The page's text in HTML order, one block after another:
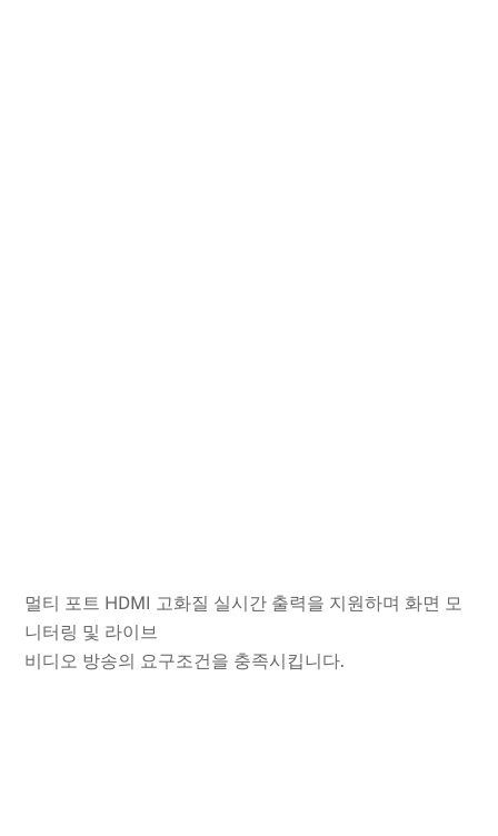
멀티 포트 HDMI 고화질 실시간 출력을 지원하며 화면 모
니터링 및 라이브
비디오 방송의 요구조건을 충족시킵니다.